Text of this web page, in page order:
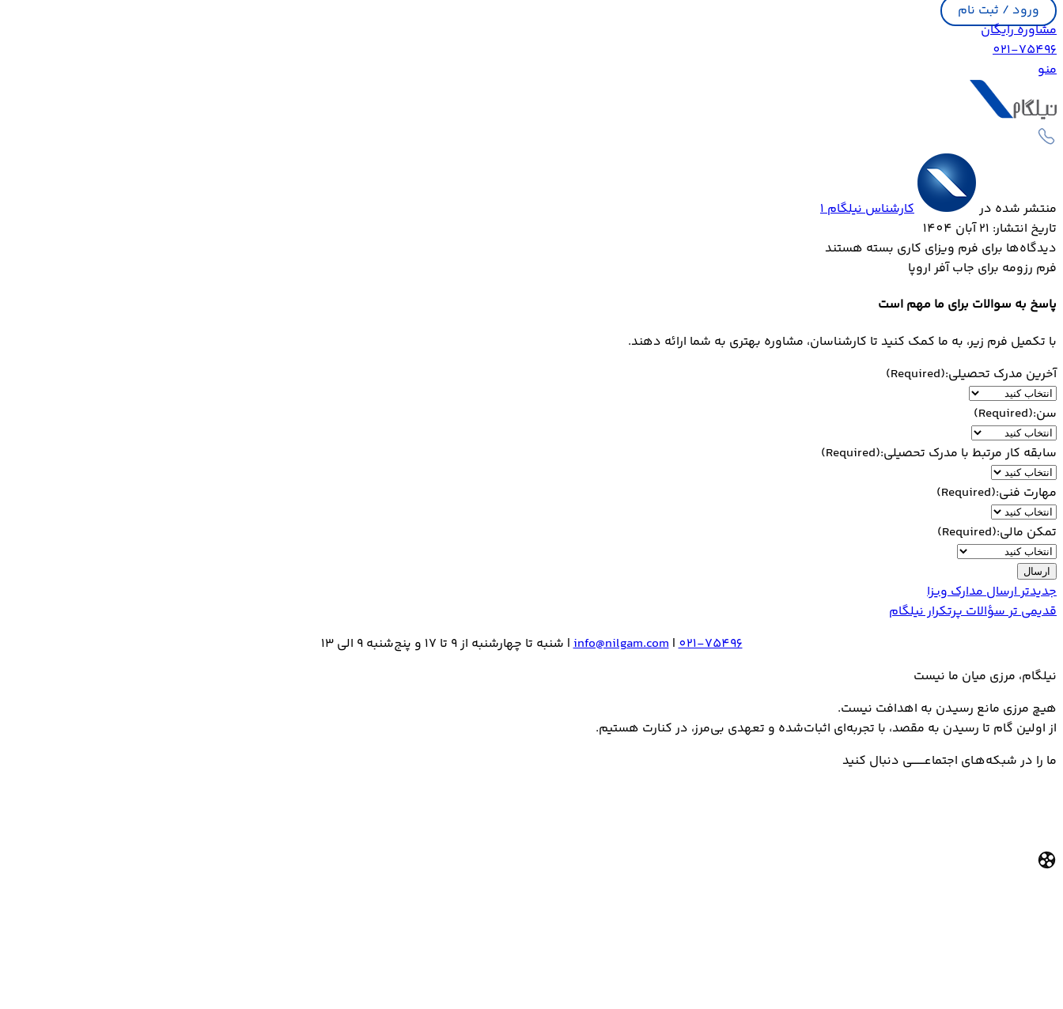
ورود / ثبت نام
مشاوره رایگان
021-75496
منو
منتشر شده در
کارشناس نیلگام 1
تاریخ انتشار: 21 آبان 1404
دیدگاه‌ها برای فرم ویزای کاری بسته هستند
فرم رزومه برای جاب آفر اروپا
پاسخ به سوالات برای ما مهم است
با تکمیل فرم زیر، به ما کمک کنید تا کارشناسان، مشاوره بهتری به شما ارائه دهند.
آخرین مدرک تحصیلی:(Required)
سن:(Required)
سابقه کار مرتبط با مدرک تحصیلی:(Required)
مهارت فنی:(Required)
تمکن مالی:(Required)
جدیدترارسال مدارک ویزا
قدیمی ترسؤالات پرتکرار نیلگام
021-75496
|
info@nilgam.com| شنبه تا چهارشنبه از 9 تا 17 و پنج‌شنبه 9 الی 13
نیلگام، مرزی میان ما نیست
هیـچ مرزی مانع رسیـدن به اهدافت نیست.
از اولین گام تا رسیدن به مقصد، با تجربه‌ای اثبات‌شده و تعهدی بی‌مرز، در کنارت هستیم.
ما را در شبکه‌هـای اجتماعــــــــی دنبال کنید